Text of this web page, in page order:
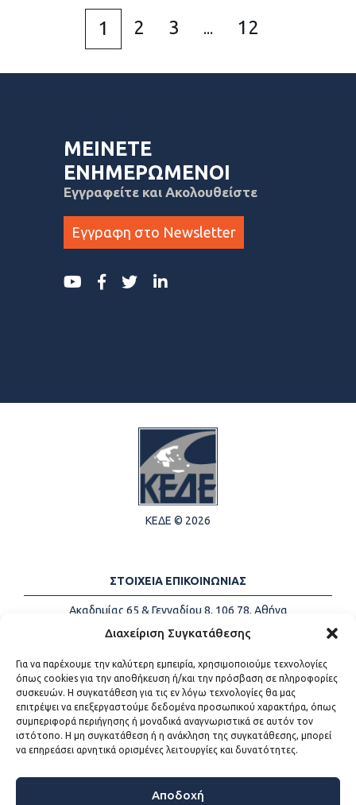
Διαχείριση Συγκατάθεσης
Για να παρέχουμε την καλύτερη εμπειρία, χρησιμοποιούμε τεχνολογίες
όπως cookies για την αποθήκευση ή/και την πρόσβαση σε πληροφορίες
συσκευών. Η συγκατάθεση για τις εν λόγω τεχνολογίες θα μας
επιτρέψει να επεξεργαστούμε δεδομένα προσωπικού χαρακτήρα, όπως
συμπεριφορά περιήγησης ή μοναδικά αναγνωριστικά σε αυτόν τον
ιστότοπο. Η μη συγκατάθεση ή η ανάκληση της συγκατάθεσης, μπορεί
να επηρεάσει αρνητικά ορισμένες λειτουργίες και δυνατότητες.
Αποδοχή
1 2 3 ... 12
ΜΕΙΝΕΤΕ
ΕΝΗΜΕΡΩΜΕΝΟΙ
Εγγραφείτε και Ακολουθείστε
Εγγραφη στο Newsletter
ΚΕΔΕ © 2026
ΣΤΟΙΧΕΙΑ ΕΠΙΚΟΙΝΩΝΙΑΣ
Ακαδημίας 65 & Γενναδίου 8, 106 78, Αθήνα
Τηλέφωνα:
+30 213-2147500
Email:
info@kede.gr
ΧΡΗΣΙΜΟΙ ΣΥΝΔΕΣΜΟΙ
Η ΚΕΔΕ
Sitemap
Προσβασιμότητα